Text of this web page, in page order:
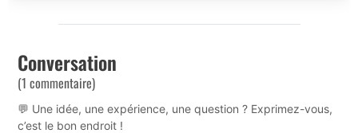
Conversation
(1 commentaire)
💬 Une idée, une expérience, une question ? Exprimez-vous,
c’est le bon endroit !